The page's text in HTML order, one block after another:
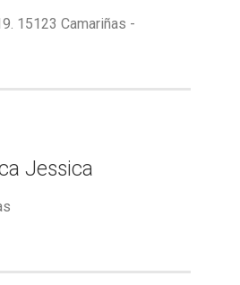
15123 Camariñas -
Jessica